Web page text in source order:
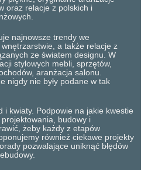
oraz relacje z polskich i
najnowsze trendy we
a także relacje z
ze światem designu. W
stylowych mebli, sprzętów,
aranżacja salonu.
nigdy nie były podane w tak
i kwiaty. Podpowie na jakie kwestie
budowy i
żeby każdy z etapów
również ciekawe projekty
pozwalające uniknąć błędów